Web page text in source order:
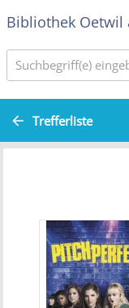
Bibliothek Oetwil
Suchbegriff(e)
Trefferliste